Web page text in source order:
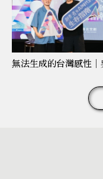
無法生成的台灣感性